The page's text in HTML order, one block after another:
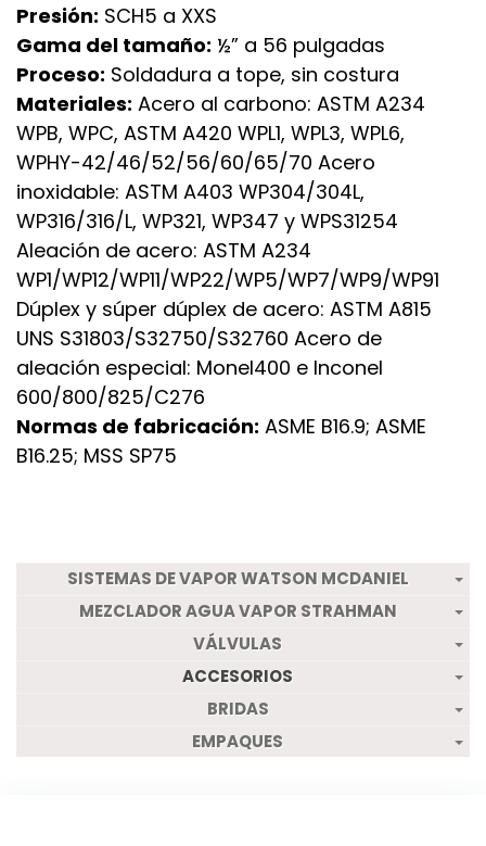
Presión: SCH5 a XXS
Gama del tamaño: ½” a 56 pulgadas
Proceso: Soldadura a tope, sin costura
Materiales: Acero al carbono: ASTM A234
WPB, WPC, ASTM A420 WPL1, WPL3, WPL6,
WPHY-42/46/52/56/60/65/70 Acero
inoxidable: ASTM A403 WP304/304L,
WP316/316/L, WP321, WP347 y WPS31254
Aleación de acero: ASTM A234
WP1/WP12/WP11/WP22/WP5/WP7/WP9/WP91
Dúplex y súper dúplex de acero: ASTM A815
UNS S31803/S32750/S32760 Acero de
aleación especial: Monel400 e Inconel
600/800/825/C276
Normas de fabricación: ASME B16.9; ASME
B16.25; MSS SP75
SISTEMAS DE VAPOR WATSON MCDANIEL
MEZCLADOR AGUA VAPOR STRAHMAN
VÁLVULAS
ACCESORIOS
BRIDAS
EMPAQUES